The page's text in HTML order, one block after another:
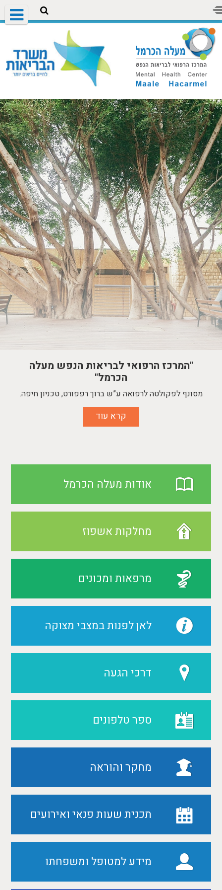
"המרכז הרפואי לבריאות הנפש מעלה
הכרמל"
מסונף לפקולטה לרפואה ע”ש ברוך רפפורט, טכניון חיפה.
קרא עוד
לינק ליחידה הממשלתית לתיאום המאבק
בגזענות
היחידה הממשלתית לתיאום המאבק בגזענות
קרא עוד
"המרכז הרפואי לבריאות הנפש מעלה
הכרמל"
מסונף לפקולטה לרפואה ע”ש ברוך רפפורט, טכניון חיפה.
קרא עוד
אודות מעלה הכרמל
מחלקות אשפוז
מרפאות ומכונים
לאן לפנות במצבי מצוקה
דרכי הגעה
ספר טלפונים
מחקר והוראה
תכנית שעות פנאי ואירועים
מידע למטופל ומשפחתו